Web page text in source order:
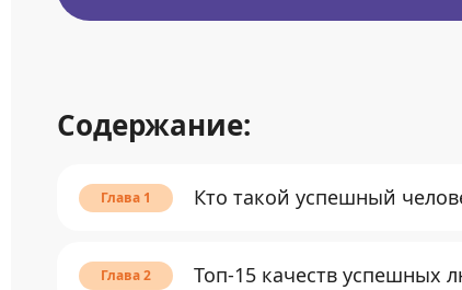
Содержание:
Кто такой успешный
Топ-15 качеств успешных